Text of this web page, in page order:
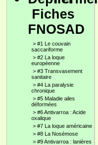
Fiches
FNOSAD
> #1 Le couvain
saccariforme
> #2 La loque
européenne
> #3 Transvasement
sanitaire
> #4 La paralysie
chronique
> #5 Maladie ailes
déformées
> #6 Antivarroa : Acide
oxalique
> #7 La loque américaine
> #8 La Nosémose
> #9 Antivarroa : lanières